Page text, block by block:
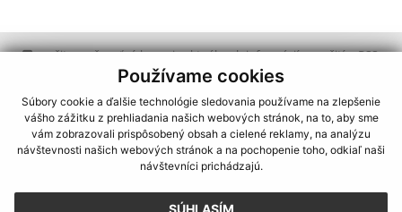
Používame cookies
Súbory cookie a ďalšie technológie sledovania používame na zlepšenie
vášho zážitku z prehliadania našich webových stránok, na to, aby sme
vám zobrazovali prispôsobený obsah a cielené reklamy, na analýzu
návštevnosti našich webových stránok a na pochopenie toho, odkiaľ naši
návštevníci prichádzajú.
využite možnosť získavania aktuálnych informácií s využitím RSS,
CMS systém (redakčný) systém ECHELON 2,Mapa stránok
s.r.o.,technický prevádzkovateľ
Posledná aktualizácia: 04.08.2026
Vyhlásenie o prístupnosti
Autorské práva|Cookies